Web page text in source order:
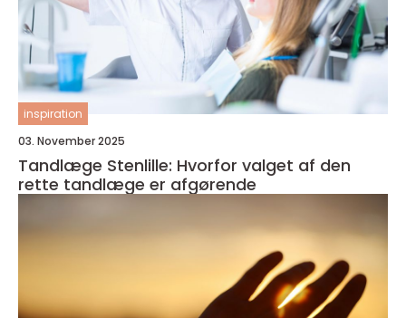
inspiration
03. November 2025
Tandlæge Stenlille: Hvorfor valget af den
rette tandlæge er afgørende